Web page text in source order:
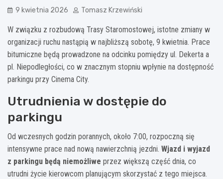
9 kwietnia 2026 Tomasz Krzewiński
W związku z rozbudową Trasy Staromostowej, istotne zmiany w
organizacji ruchu nastąpią w najbliższą sobotę, 9 kwietnia. Prace
bitumiczne będą prowadzone na odcinku pomiędzy ul. Dekerta a
pl. Niepodległości, co w znacznym stopniu wpłynie na dostępność
parkingu przy Cinema City.
Utrudnienia w dostępie do
parkingu
Od wczesnych godzin porannych, około 7:00, rozpoczną się
intensywne prace nad nową nawierzchnią jezdni. Wjazd i wyjazd
z parkingu będą niemożliwe przez większą część dnia, co
utrudni życie kierowcom planującym skorzystać z tego miejsca.